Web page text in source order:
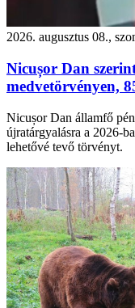
2026. augusztus 08.,
Nicușor Dan
medvetörvényen,
Nicușor Dan államfő
újratárgyalásra a 2026-
lehetővé tevő törvényt.